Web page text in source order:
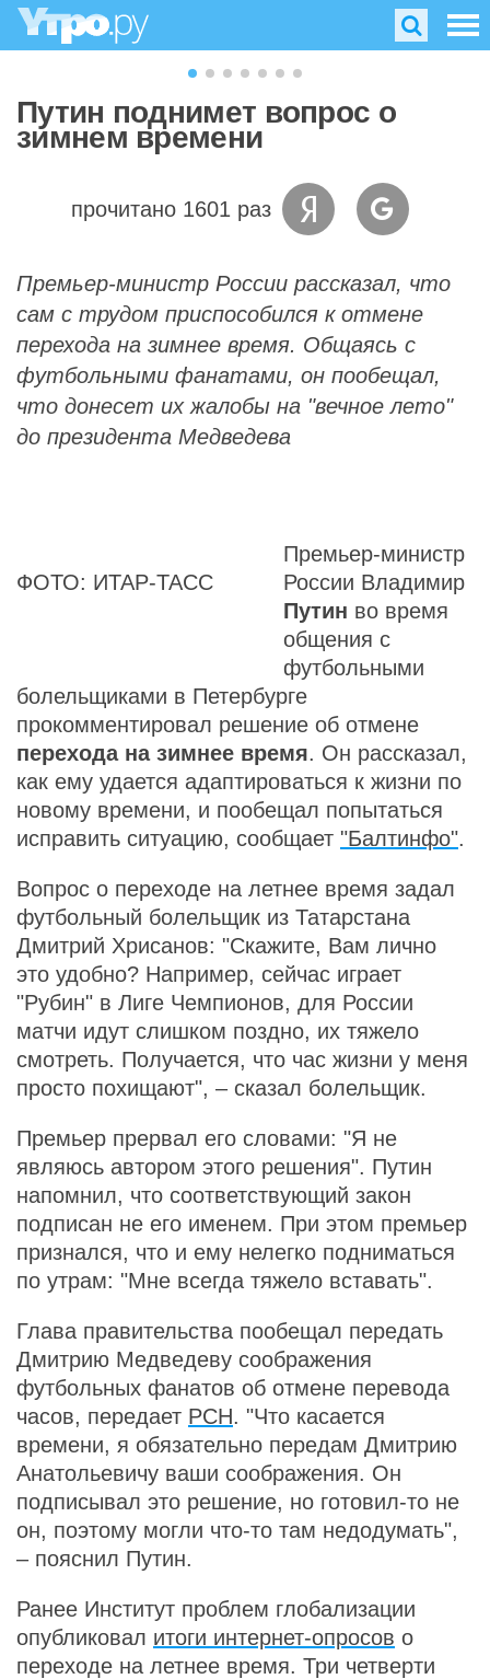
Путин поднимет вопрос о
зимнем времени
прочитано 1601 раз
Премьер-министр России рассказал, что
сам с трудом приспособился к отмене
перехода на зимнее время. Общаясь с
футбольными фанатами, он пообещал,
что донесет их жалобы на "вечное лето"
до президента Медведева
ФОТО: ИТАР-ТАСС
Премьер-министр
России Владимир
Путин во время
общения с
футбольными
болельщиками в Петербурге
прокомментировал решение об отмене
перехода на зимнее время. Он рассказал,
как ему удается адаптироваться к жизни по
новому времени, и пообещал попытаться
исправить ситуацию, сообщает "Балтинфо".
Вопрос о переходе на летнее время задал
футбольный болельщик из Татарстана
Дмитрий Хрисанов: "Скажите, Вам лично
это удобно? Например, сейчас играет
"Рубин" в Лиге Чемпионов, для России
матчи идут слишком поздно, их тяжело
смотреть. Получается, что час жизни у меня
просто похищают", – сказал болельщик.
Премьер прервал его словами: "Я не
являюсь автором этого решения". Путин
напомнил, что соответствующий закон
подписан не его именем. При этом премьер
признался, что и ему нелегко подниматься
по утрам: "Мне всегда тяжело вставать".
Глава правительства пообещал передать
Дмитрию Медведеву соображения
футбольных фанатов об отмене перевода
часов, передает РСН. "Что касается
времени, я обязательно передам Дмитрию
Анатольевичу ваши соображения. Он
подписывал это решение, но готовил-то не
он, поэтому могли что-то там недодумать",
– пояснил Путин.
Ранее Институт проблем глобализации
опубликовал итоги интернет-опросов о
переходе на летнее время. Три четверти